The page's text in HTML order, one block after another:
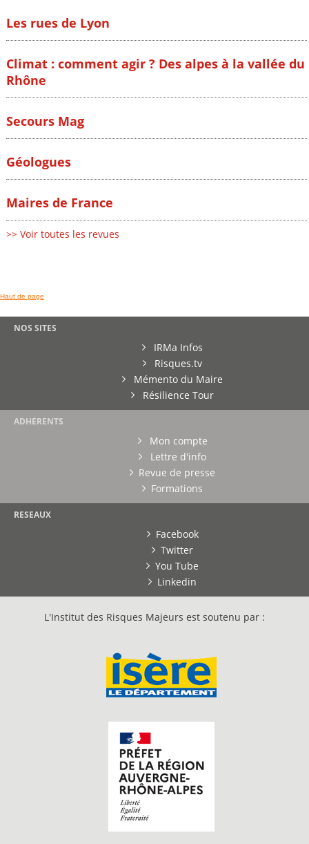
Les rues de Lyon
Climat : comment agir ? Des alpes à la vallée du
Rhône
Secours Mag
Géologues
Maires de France
>> Voir toutes les revues
Haut de page
NOS SITES
IRMa Infos
Risques.tv
Mémento du Maire
Résilience Tour
ADHERENTS
Mon compte
Lettre d'info
Revue de presse
Formations
RESEAUX
Facebook
Twitter
You Tube
Linkedin
L'Institut des Risques Majeurs est soutenu par :